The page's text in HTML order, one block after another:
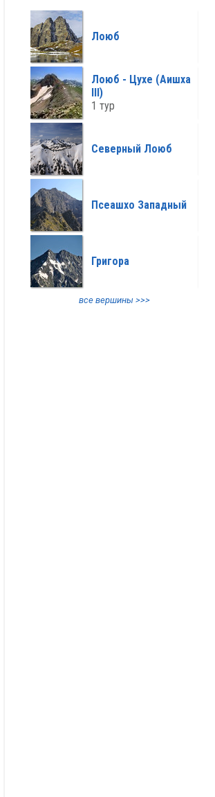
Лоюб
Лоюб - Цухе (Аишха
III)
1 тур
Северный Лоюб
Псеашхо Западный
Григора
все вершины >>>